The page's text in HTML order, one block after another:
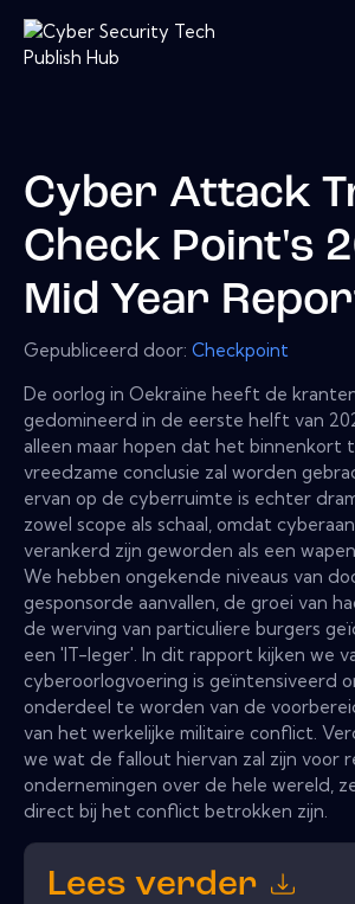
Cyber ​​Attack
Check Point's
Mid Year
Gepubliceerd door: Checkpoint
De oorlog in Oekraïne heeft de
gedomineerd in de eerste helft van
alleen maar hopen dat het binnenkort
vreedzame conclusie zal worden
ervan op de cyberruimte is echter
zowel scope als schaal, omdat
verankerd zijn geworden als een
We hebben ongekende niveaus van
gesponsorde aanvallen, de groei van
de werving van particuliere burgers
een 'IT-leger'. In dit rapport kijken we
cyberoorlogvoering is geïntensiveerd
onderdeel te worden van de
van het werkelijke militaire conflict.
we wat de fallout hiervan zal zijn voor
ondernemingen over de hele wereld,
direct bij het conflict betrokken zijn.
Lees verder